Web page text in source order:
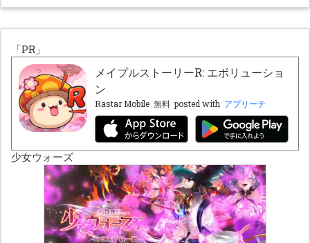
「PR」
メイプルストーリーR: エボリューショ
ン
Rastar Mobile 無料 posted with アプリーチ
少女ウォーズ